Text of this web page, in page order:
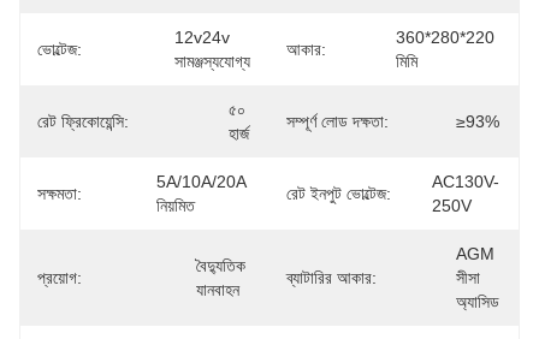
ভোল্টেজ:
12v24v
সামঞ্জস্যযোগ্য
আকার:
360*280*220
মিমি
রেট ফ্রিকোয়েন্সি:
৫০
হার্জ
সম্পূর্ণ লোড দক্ষতা: ≥93%
সক্ষমতা:
5A/10A/20A
নিয়মিত
রেট ইনপুট ভোল্টেজ:
AC130V-
250V
প্রয়োগ:
বৈদ্যুতিক
যানবাহন
ব্যাটারির আকার:
AGM
সীসা
অ্যাসিড